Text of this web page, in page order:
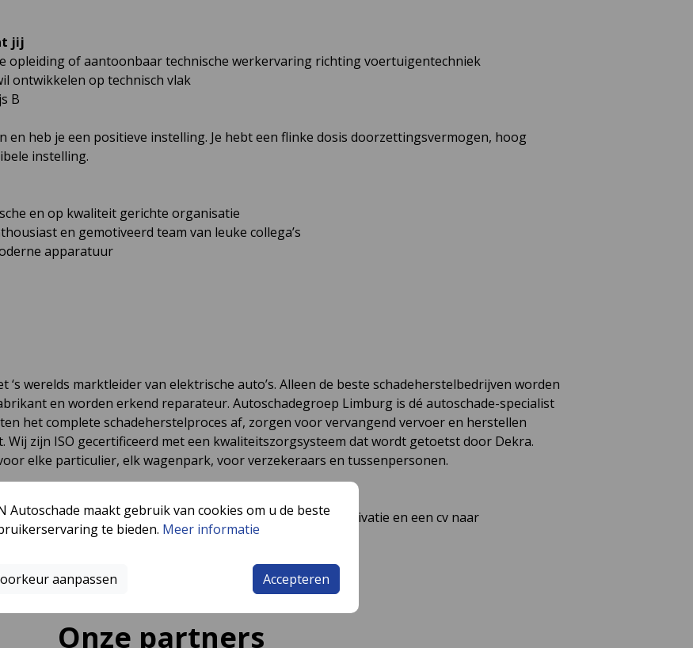
jij
opleiding of aantoonbaar technische werkervaring richting voertuigentechniek
ontwikkelen op technisch vlak
B
en heb je een positieve instelling. Je hebt een flinke dosis doorzettingsvermogen, hoog
instelling.
en op kwaliteit gerichte organisatie
en gemotiveerd team van leuke collega’s
apparatuur
werelds marktleider van elektrische auto’s. Alleen de beste schadeherstelbedrijven worden
en worden erkend reparateur. Autoschadegroep Limburg is dé autoschade-specialist
het complete schadeherstelproces af, zorgen voor vervangend vervoer en herstellen
zijn ISO gecertificeerd met een kwaliteitszorgsysteem dat wordt getoetst door Dekra.
elke particulier, elk wagenpark, voor verzekeraars en tussenpersonen.
interesse? Aarzel niet en stuur een e-mail met je motivatie en een cv naar
Onze partners
Autoschade maakt gebruik van cookies om u de beste
te bieden. Meer informatie
aanpassen Accepteren